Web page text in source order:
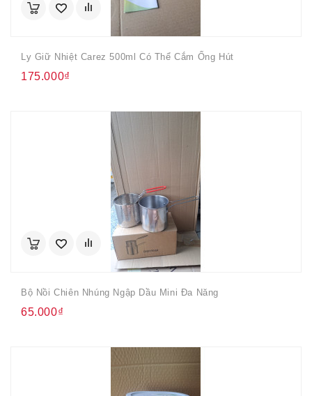
Ly Giữ Nhiệt Carez 500ml Có Thể Cắm Ống Hút
175.000₫
Bộ Nồi Chiên Nhúng Ngập Dầu Mini Đa Năng
65.000₫